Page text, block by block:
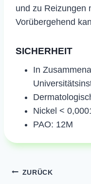
und zu Reizungen
Vorübergehend
SICHERHEIT
​​In
Nickel <
PAO: 12M
Beitragsnavigation
ZURÜCK